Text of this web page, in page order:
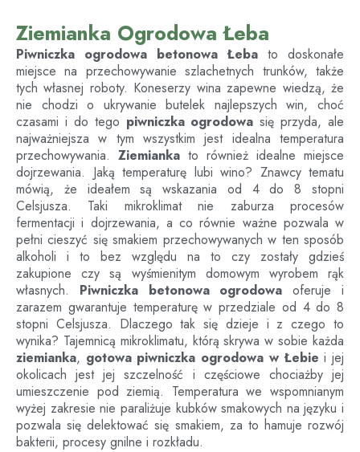
Ziemianka Ogrodowa Łeba
Piwniczka ogrodowa betonowa Łeba to doskonałe
miejsce na przechowywanie szlachetnych trunków, także
tych własnej roboty. Koneserzy wina zapewne wiedzą, że
nie chodzi o ukrywanie butelek najlepszych win, choć
czasami i do tego piwniczka ogrodowa się przyda, ale
najważniejsza w tym wszystkim jest idealna temperatura
przechowywania. Ziemianka to również idealne miejsce
dojrzewania. Jaką temperaturę lubi wino? Znawcy tematu
mówią, że ideałem są wskazania od 4 do 8 stopni
Celsjusza. Taki mikroklimat nie zaburza procesów
fermentacji i dojrzewania, a co równie ważne pozwala w
pełni cieszyć się smakiem przechowywanych w ten sposób
alkoholi i to bez względu na to czy zostały gdzieś
zakupione czy są wyśmienitym domowym wyrobem rąk
własnych. Piwniczka betonowa ogrodowa oferuje i
zarazem gwarantuje temperaturę w przedziale od 4 do 8
stopni Celsjusza. Dlaczego tak się dzieje i z czego to
wynika? Tajemnicą mikroklimatu, którą skrywa w sobie każda
ziemianka, gotowa piwniczka ogrodowa wŁebiei jej
okolicach jest jej szczelność i częściowe chociażby jej
umieszczenie pod ziemią. Temperatura we wspomnianym
wyżej zakresie nie paraliżuje kubków smakowych na języku i
pozwala się delektować się smakiem, za to hamuje rozwój
bakterii, procesy gnilne i rozkładu.